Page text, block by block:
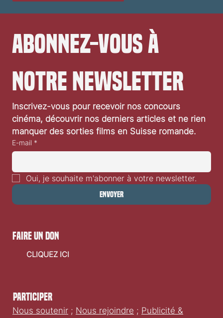
Abonnez-vous à
notre newsletter
Inscrivez-vous pour recevoir nos concours
cinéma, découvrir nos derniers articles et ne rien
manquer des sorties films en Suisse romande.
E-mail *
Oui, je souhaite m'abonner à votre newsletter.
Envoyer
Participer
Nous soutenir ; Nous rejoindre ; Publicité &
faire un don
CLIQUEZ ICI